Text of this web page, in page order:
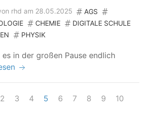
rhd am 28.05.2025
AGS
CHEMIE
DIGITALE SCHULE
PHYSIK
in der gro­ßen Pau­se end­lich
2 3 4 5 6 7 8 9
10